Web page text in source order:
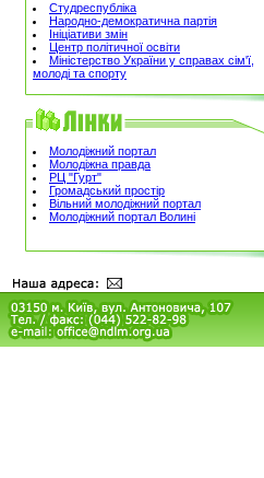
Студреспубліка
Народно-демократична партія
Ініціативи змін
Центр політичної освіти
Міністерство України у справах сім'ї,
молоді та спорту
Молодіжний портал
Молодіжна правда
РЦ "Гурт"
Громадський простір
Вільний молодіжний портал
Молодіжний портал Волині